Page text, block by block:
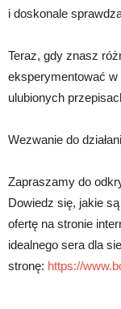
i doskonale
Teraz, gdy znasz
eksperymentować
ulubionych
Wezwanie do
Zapraszamy do
Dowiedz się, jakie
ofertę na stronie
idealnego sera dla
stronę: https://